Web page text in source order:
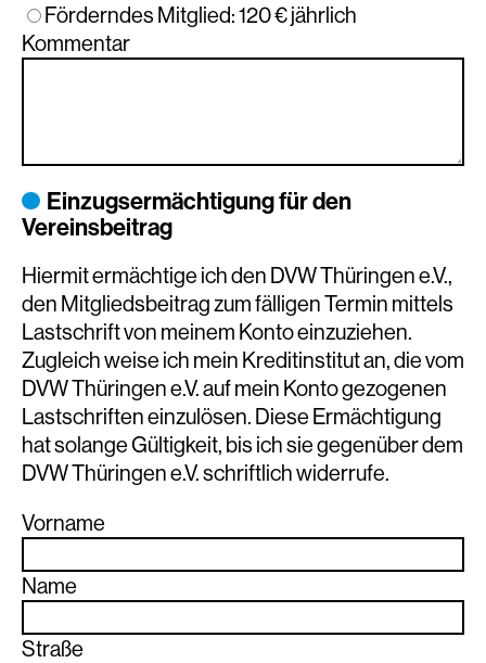
Förderndes Mitglied: 120 € jährlich
Kommentar
Einzugsermächtigung für den
Vereinsbeitrag
Hiermit ermächtige ich den DVW Thüringen e.V.,
den Mitgliedsbeitrag zum fälligen Termin mittels
Lastschrift von meinem Konto einzuziehen.
Zugleich weise ich mein Kreditinstitut an, die vom
DVW Thüringen e.V. auf mein Konto gezogenen
Lastschriften einzulösen. Diese Ermächtigung
hat solange Gültigkeit, bis ich sie gegenüber dem
DVW Thüringen e.V. schriftlich widerrufe.
Vorname
Name
Straße